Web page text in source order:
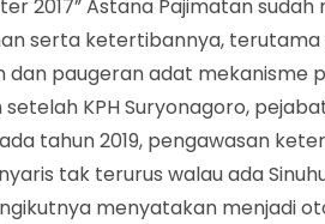
2017” Astana Pajimatan sudah
serta ketertibannya, terutama
paugeran adat mekanisme
KPH Suryonagoro,
tahun 2019, pengawasan
tak terurus walau ada
menyatakan menjadi